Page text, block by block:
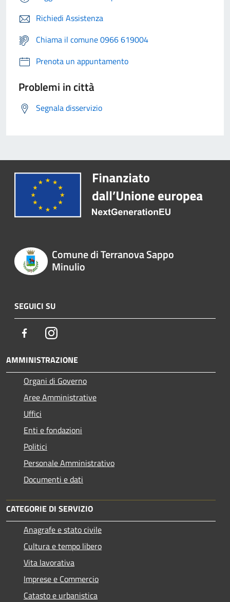
Richiedi Assistenza
Chiama il comune 0966 619004
Prenota un appuntamento
Problemi in città
Segnala disservizio
Comune di Terranova Sappo
Minulio
SEGUICI SU
FacebookInstagram
AMMINISTRAZIONE
Organi di Governo
Aree Amministrative
Uffici
Enti e fondazioni
Politici
Personale Amministrativo
Documenti e dati
CATEGORIE DI SERVIZIO
Anagrafe e stato civile
Cultura e tempo libero
Vita lavorativa
Imprese e Commercio
Catasto e urbanistica